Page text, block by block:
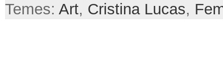
Temes: Art, Cristina Lucas,